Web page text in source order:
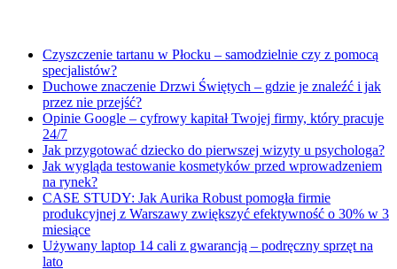
Czyszczenie tartanu w Płocku – samodzielnie czy z pomocą
specjalistów?
Duchowe znaczenie Drzwi Świętych – gdzie je znaleźć i jak
przez nie przejść?
Opinie Google – cyfrowy kapitał Twojej firmy, który pracuje
24/7
Jak przygotować dziecko do pierwszej wizyty u psychologa?
Jak wygląda testowanie kosmetyków przed wprowadzeniem
na rynek?
CASE STUDY: Jak Aurika Robust pomogła firmie
produkcyjnej z Warszawy zwiększyć efektywność o 30% w 3
miesiące
Używany laptop 14 cali z gwarancją – podręczny sprzęt na
lato